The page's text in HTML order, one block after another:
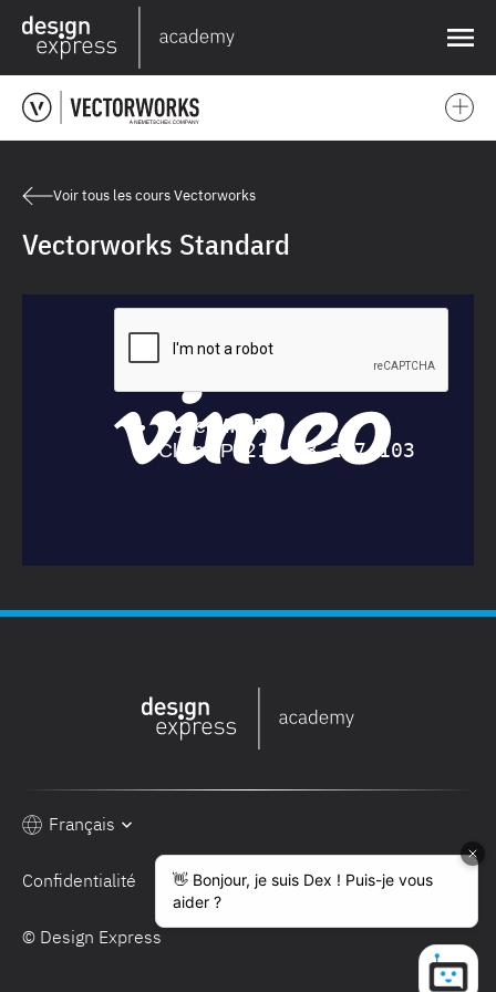
❌
Voir tous les cours Vectorworks
Vectorworks Standard
© Design Express
Confidentialité Conditions de vente
Français